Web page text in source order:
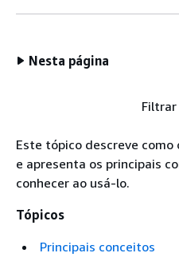
Nesta página
Este tópico descreve
e apresenta os principais
conhecer ao usá-lo.
Tópicos
Principais conceitos